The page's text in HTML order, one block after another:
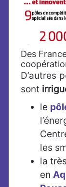
Des
D’autres
sont
le
les
la
en